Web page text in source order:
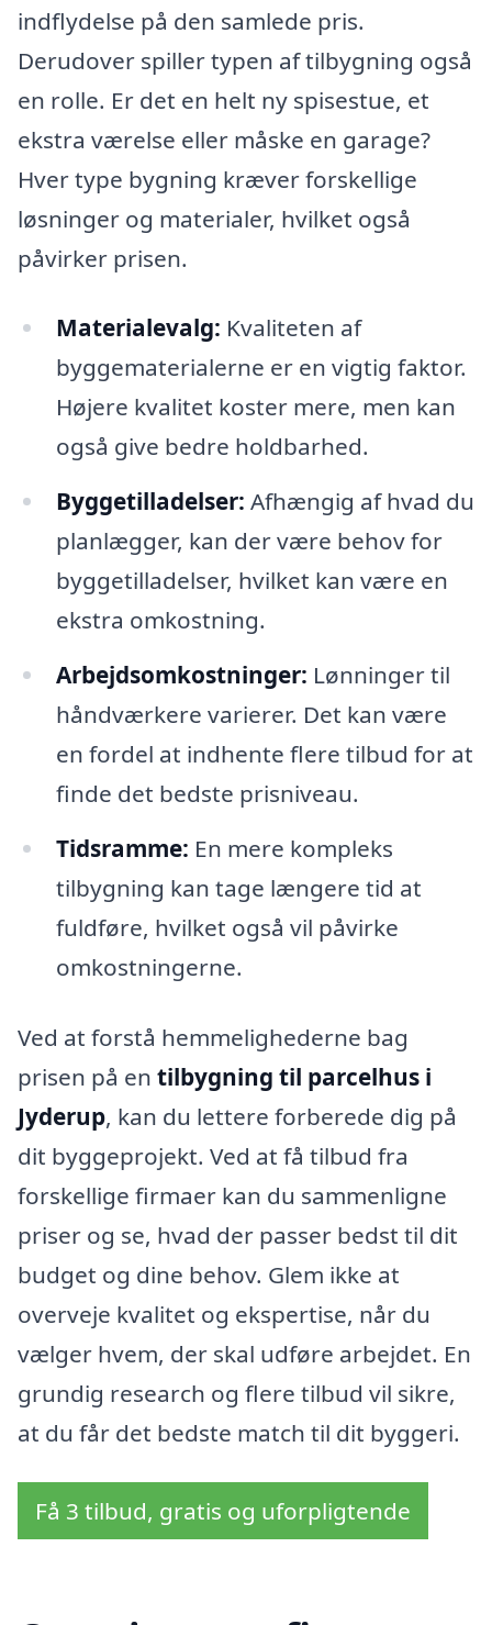
indflydelse på den samlede pris.
Derudover spiller typen af tilbygning også
en rolle. Er det en helt ny spisestue, et
ekstra værelse eller måske en garage?
Hver type bygning kræver forskellige
løsninger og materialer, hvilket også
påvirker prisen.
Materialevalg: Kvaliteten af
byggematerialerne er en vigtig faktor.
Højere kvalitet koster mere, men kan
også give bedre holdbarhed.
Byggetilladelser: Afhængig af hvad du
planlægger, kan der være behov for
byggetilladelser, hvilket kan være en
ekstra omkostning.
Arbejdsomkostninger: Lønninger til
håndværkere varierer. Det kan være
en fordel at indhente flere tilbud for at
finde det bedste prisniveau.
Tidsramme: En mere kompleks
tilbygning kan tage længere tid at
fuldføre, hvilket også vil påvirke
omkostningerne.
Ved at forstå hemmelighederne bag
prisen på en tilbygning til parcelhus i
Jyderup, kan du lettere forberede dig på
dit byggeprojekt. Ved at få tilbud fra
forskellige firmaer kan du sammenligne
priser og se, hvad der passer bedst til dit
budget og dine behov. Glem ikke at
overveje kvalitet og ekspertise, når du
vælger hvem, der skal udføre arbejdet. En
grundig research og flere tilbud vil sikre,
at du får det bedste match til dit byggeri.
Få 3 tilbud, gratis og uforpligtende